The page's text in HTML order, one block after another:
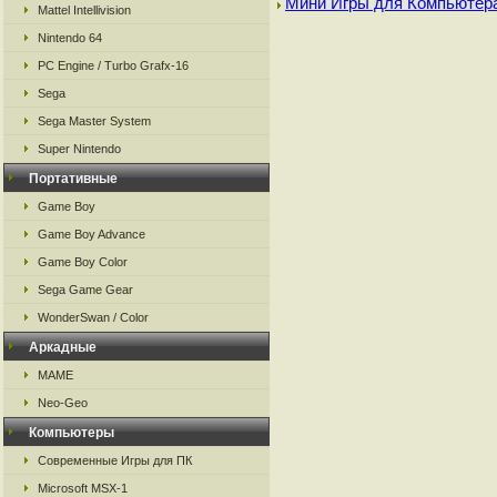
Mattel Intellivision
Nintendo 64
PC Engine / Turbo Grafx-16
Sega
Sega Master System
Super Nintendo
Портативные
Game Boy
Game Boy Advance
Game Boy Color
Sega Game Gear
WonderSwan / Color
Аркадные
MAME
Neo-Geo
Компьютеры
Современные Игры для ПК
Microsoft MSX-1